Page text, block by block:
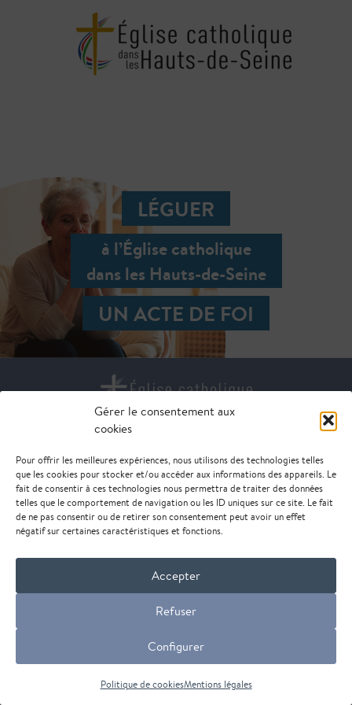
Gérer le consentement aux
cookies
Pour offrir les meilleures expériences, nous utilisons des technologies telles
que les cookies pour stocker et/ou accéder aux informations des appareils. Le
fait de consentir à ces technologies nous permettra de traiter des données
telles que le comportement de navigation ou les ID uniques sur ce site. Le fait
de ne pas consentir ou de retirer son consentement peut avoir un effet
négatif sur certaines caractéristiques et fonctions.
Accepter
Refuser
Configurer
Politique de cookiesMentions légales
LÉGUER
à l’Église catholique
dans les Hauts-de-Seine
UN ACTE DE FOI
85 rue de Suresnes
92000 Nanterre
© Diocèse de Nanterre - 2026 -mentions légales